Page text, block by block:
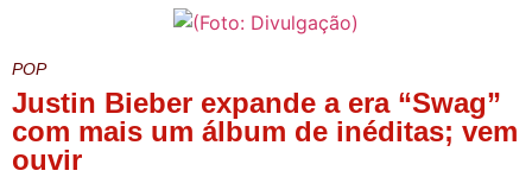
POP
Justin Bieber expande a era “Swag”
com mais um álbum de inéditas; vem
ouvir